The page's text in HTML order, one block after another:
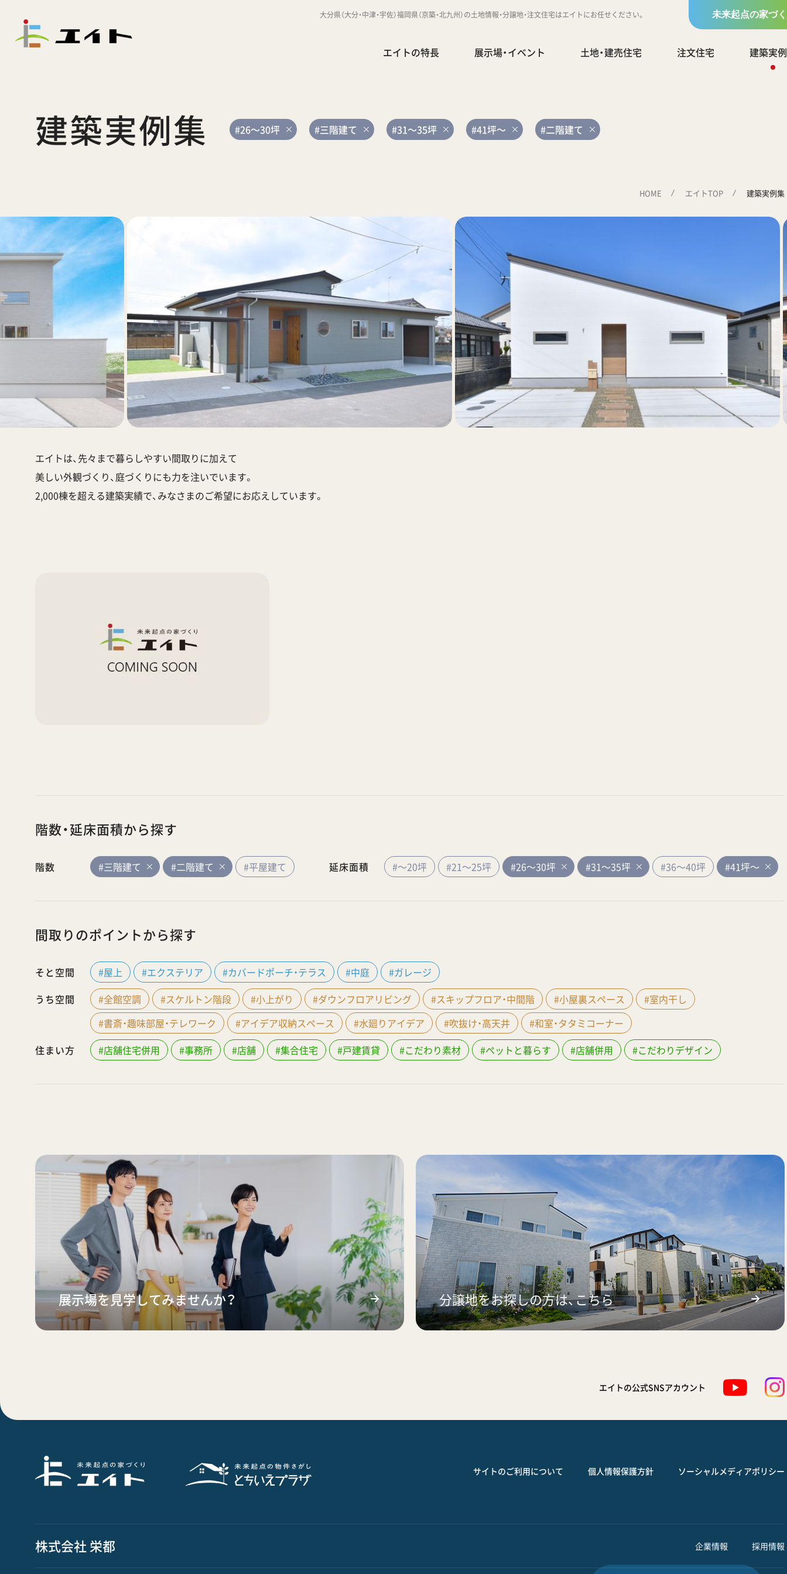
大分県（大分・中津・宇佐）福岡県（京築・北九州）の土地情報・分譲地・注文住宅はエイトにお任せください。 未来起点の家づ
エイトの特長 展示場・イベント 土地・建売住宅 注文住宅 建築実
建築実例集 #26～30坪 #三階建て #31～35坪 #41坪～ #二階建て
HOME エイトTOP 建築実例集
エイトは、先々まで暮らしやすい間取りに加えて
美しい外観づくり、庭づくりにも力を注いでいます。
2,000棟を超える建築実績で、みなさまのご希望にお応えしています。
階数・延床面積から探す
階数 #三階建て #二階建て #平屋建て 延床面積 #～20坪 #21～25坪 #26～30坪 #31～35坪 #36～40坪 #41坪～
間取りのポイントから探す
そと空間 #屋上 #エクステリア #カバードポーチ・テラス #中庭
#ガレージ
うち空間
#全館空調 #スケルトン階段 #小上がり #ダウンフロアリビング #スキップフロア・中間階 #小屋裏スペース
#室内干し
#書斎・趣味部屋・テレワーク
#アイデア収納スペース #水廻りアイデア #吹抜け・高天井
#和室・タタミコーナー
住まい方
#店舗住宅併用 #事務所 #店舗 #集合住宅 #戸建賃貸 #こだわり素材 #ペットと暮らす #店舗併用 #こだわりデザイン
展示場を見学してみませんか？ 分譲地をお探しの方は、こちら
エイトの公式SNSアカウント
サイトのご利用について 個人情報保護方針 ソーシャルメディアポリシー
株式会社 栄都 企業情報 採用情報